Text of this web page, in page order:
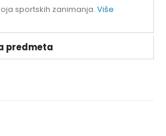
sportskih zanimanja. Više
predmeta